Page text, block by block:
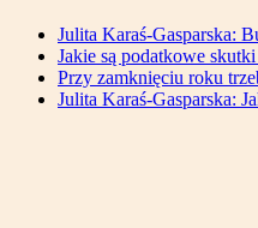
Julita Karaś-Gasparska:
Jakie są podatkowe
Przy zamknięciu roku
Julita Karaś-Gasparska: